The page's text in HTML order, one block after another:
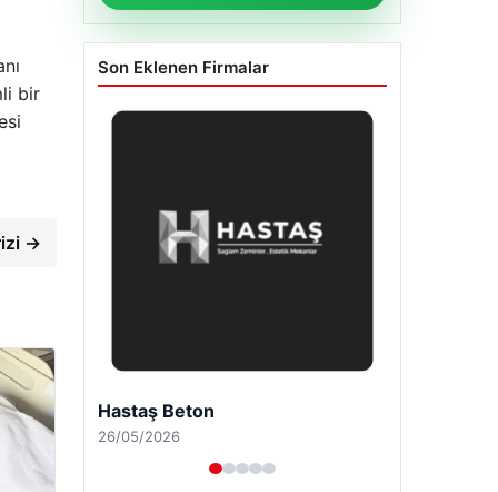
bir
→
Son Eklenen Firmalar
Enes Kaplan Avukatlık Bürosu
28/04/2026